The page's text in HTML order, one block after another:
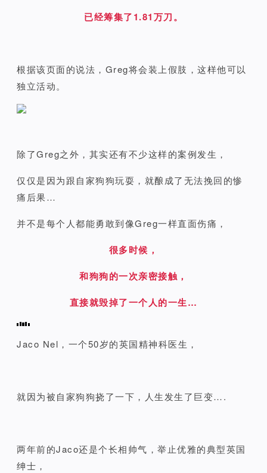
已经筹集了1.81万刀。
根据该页面的说法，Greg将会装上假肢，这样他可以
独立活动。
除了Greg之外，其实还有不少这样的案例发生，
仅仅是因为跟自家狗狗玩耍，就酿成了无法挽回的惨
痛后果…
并不是每个人都能勇敢到像Greg一样直面伤痛，
很多时候，
和狗狗的一次亲密接触，
直接就毁掉了一个人的一生…
Jaco Nel，一个50岁的英国精神科医生，
就因为被自家狗狗挠了一下，人生发生了巨变….
两年前的Jaco还是个长相帅气，举止优雅的典型英国
绅士，